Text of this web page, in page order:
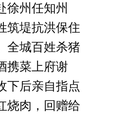
徐州任知州
筑堤抗洪保住
全城百姓杀猪
携菜上府谢
下后亲自指点
烧肉，回赠给